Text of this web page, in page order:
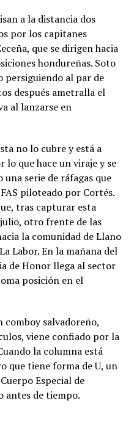
a la distancia dos
por los capitanes
que se dirigen hacia
hondureñas. Soto
persiguiendo al par de
después ametralla el
al lanzarse en
no lo cubre y está a
que hace un viraje y se
serie de ráfagas que
piloteado por Cortés.
tras capturar esta
otro frente de las
la comunidad de Llano
Labor. En la mañana del
de Honor llega al sector
posición en el
comboy salvadoreño,
viene confiado por la
la columna está
que tiene forma de U, un
Especial de
antes de tiempo.